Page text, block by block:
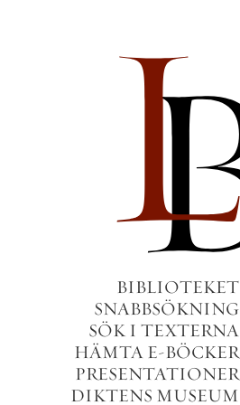
BIBLIOTEKET
SNABBSÖKNING
SÖK I TEXTERNA
HÄMTA E-BÖCKER
PRESENTATIONER
DIKTENS MUSEUM